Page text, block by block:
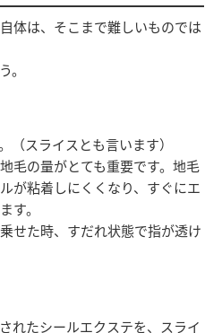
体は、そこまで難しいものでは
。
（スライスとも言います）
毛の量がとても重要です。地毛
が粘着しにくくなり、すぐにエ
す。
せた時、すだれ状態で指が透け
れたシールエクステを、スライ